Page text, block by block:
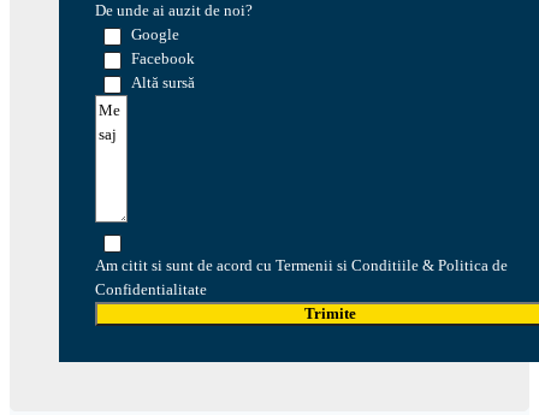
De unde ai auzit de noi?
Google
Facebook
Altă sursă
Am citit si sunt de acord cu Termenii si Conditiile & Politica de
Confidentialitate
Trimite